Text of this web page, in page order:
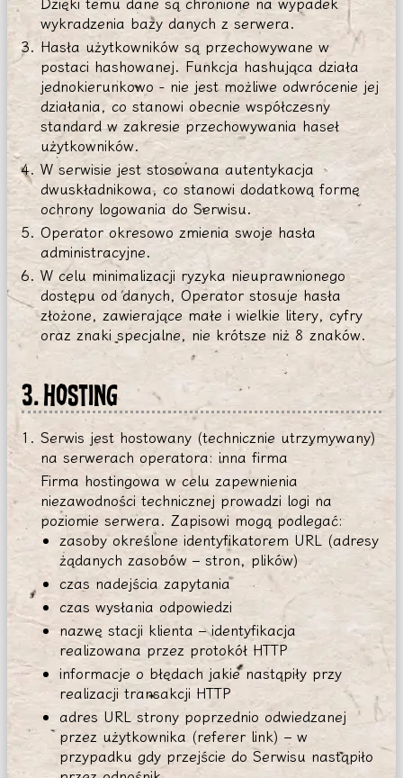
wykradzenia bazy danych z serwera.
Hasła użytkowników są przechowywane w
postaci hashowanej. Funkcja hashująca działa
jednokierunkowo - nie jest możliwe odwrócenie jej
działania, co stanowi obecnie współczesny
standard w zakresie przechowywania haseł
użytkowników.
W serwisie jest stosowana autentykacja
dwuskładnikowa, co stanowi dodatkową formę
ochrony logowania do Serwisu.
Operator okresowo zmienia swoje hasła
administracyjne.
W celu minimalizacji ryzyka nieuprawnionego
dostępu od danych, Operator stosuje hasła
złożone, zawierające małe i wielkie litery, cyfry
oraz znaki specjalne, nie krótsze niż 8 znaków.
3. HOSTING
Serwis jest hostowany (technicznie utrzymywany)
na serwerach operatora: inna firma
Firma hostingowa w celu zapewnienia
niezawodności technicznej prowadzi logi na
poziomie serwera. Zapisowi mogą podlegać:
zasoby określone identyfikatorem URL (adresy
żądanych zasobów – stron, plików)
czas nadejścia zapytania
czas wysłania odpowiedzi
nazwę stacji klienta – identyfikacja
realizowana przez protokół HTTP
informacje o błędach jakie nastąpiły przy
realizacji transakcji HTTP
adres URL strony poprzednio odwiedzanej
przez użytkownika (referer link) – w
przypadku gdy przejście do Serwisu nastąpiło